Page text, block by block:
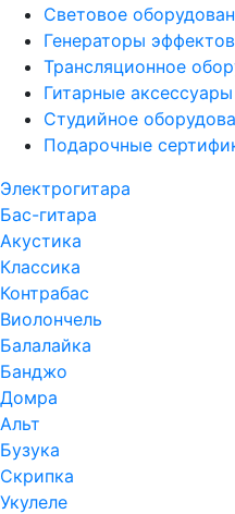
Световое
Генераторы эффектов
Трансляционное
Гитарные аксессуары
Студийное
Подарочные
Электрогитара
Бас-гитара
Акустика
Классика
Контрабас
Виолончель
Балалайка
Банджо
Домра
Альт
Бузука
Скрипка
Укулеле